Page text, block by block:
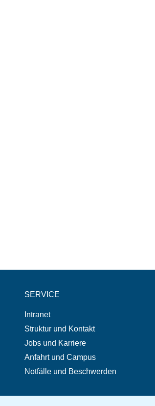
SERVICE
Intranet
Struktur und Kontakt
Jobs und Karriere
Anfahrt und Campus
Notfälle und Beschwerden